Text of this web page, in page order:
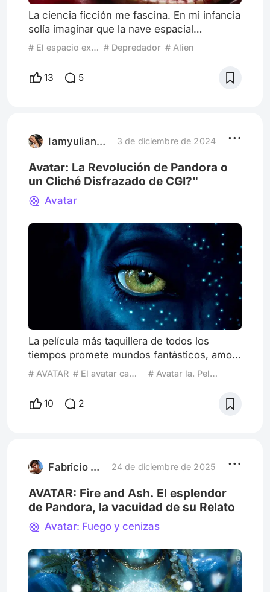
La ciencia ficción me fascina. En mi infancia
solía imaginar que la nave espacial
Galáctica, una serie de 1978, me rescataba
de la tierra, me llevaba al espacio a vivir en
felicidad y para guerrear contra los seres
extraterrestres por la justicia. El espacio, esa
este gran y
# El espacio exterior según el cine # Depredador # Alien
13 5
Iamyulianaromero 3 de diciembre de 2024
Avatar: La Revolución de Pandora o
un Cliché Disfrazado de CGI?"
Avatar
La película más taquillera de todos los
tiempos promete mundos fantásticos, amor
interestelar y una crítica social profunda.
o un espectáculo visual vacío? Pandora, un
sueño azul que dividió al mundo En 2009,
otro. Avatar no solo r
# AVATAR # El avatar camino del agua # Avatar la. Película
10 2
Fabricio Canavero 24 de diciembre de 2025
AVATAR: Fire and Ash. El esplendor
de Pandora, la vacuidad de su Relato
Avatar: Fuego y cenizas